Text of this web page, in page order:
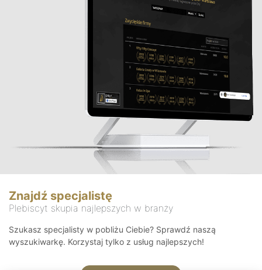
Znajdź specjalistę
Plebiscyt skupia najlepszych w branży
Szukasz specjalisty w pobliżu Ciebie? Sprawdź naszą
wyszukiwarkę. Korzystaj tylko z usług najlepszych!